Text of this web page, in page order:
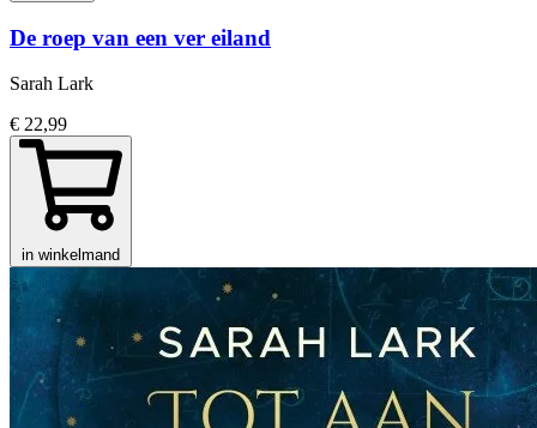
De roep van een ver eiland
Sarah Lark
€ 22,99
in winkelmand